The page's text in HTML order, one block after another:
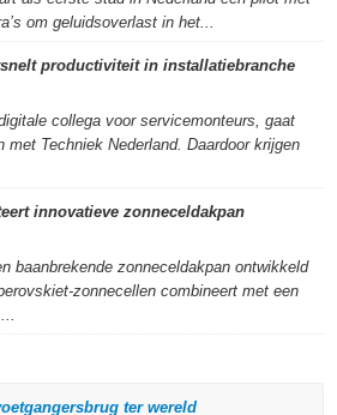
om geluidsoverlast in het...
productiviteit in installatiebranche
digitale collega voor servicemonteurs, gaat
met Techniek Nederland. Daardoor krijgen
innovatieve zonneceldakpan
baanbrekende zonneceldakpan ontwikkeld
zonnecellen combineert met een
ter wereld